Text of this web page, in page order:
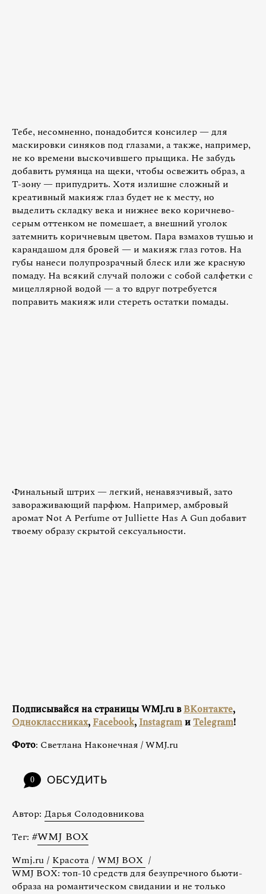
Тебе, несомненно, понадобится консилер — для
маскировки синяков под глазами, а также, например,
не ко времени выскочившего прыщика. Не забудь
добавить румянца на щеки, чтобы освежить образ, а
Т-зону — припудрить. Хотя излишне сложный и
креативный макияж глаз будет не к месту, но
выделить складку века и нижнее веко коричнево-
серым оттенком не помешает, а внешний уголок
затемнить коричневым цветом. Пара взмахов тушью и
карандашом для бровей — и макияж глаз готов. На
губы нанеси полупрозрачный блеск или же красную
помаду. На всякий случай положи с собой салфетки с
мицеллярной водой — а то вдруг потребуется
поправить макияж или стереть остатки помады.
Финальный штрих — легкий, ненавязчивый, зато
завораживающий парфюм. Например, амбровый
аромат Not A Perfume от Julliette Has A Gun добавит
твоему образу скрытой сексуальности.
Подписывайся на страницы WMJ.ru вВКонтакте,
Одноклассниках,Facebook,InstagramиTelegram!
Фото: Светлана Наконечная / WMJ.ru
0 ОБСУДИТЬ
Автор: Дарья Солодовникова
Тег: #WMJ BOX
Wmj.ru / Красота / WMJ BOX /
WMJ BOX: топ-10 средств для безупречного бьюти-
образа на романтическом свидании и не только